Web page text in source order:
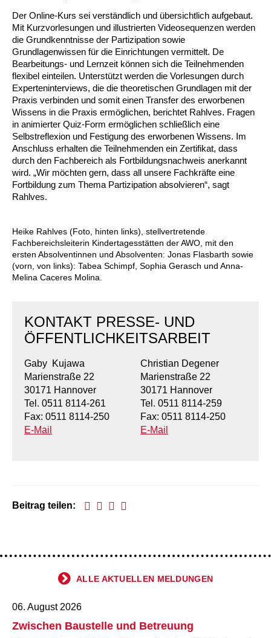
Kindertagesstätte Pfarrlandplatz
Kindertagesstätte Rosenbergstraße
Krippe Schleswiger Straße
Kindertagesstätte Schneiderberg
Kindertagesstätte Sylter Weg
Kindertagesstätte Tresckowstraße
Kindertagesstätte König-Ludwig-Straße
Kindertagesstätte Langes Feld “Deisterspatzen”
Kindertagesstätte Levester Straße
Offene Sprach-Sprechstunde
Kindertagesstätte Moorlilienweg /
Familienzentrum
Kindertagesstätte Mühenkamp / Familienzentrum
Kindertagesstätte Petermannstraße /
Familienzentrum
Kindertagesstätte Rosenbergstraße
Familienzentrum
Kindertagesstätte Tresckowstraße
Kindertagesstätte Voltmerstraße
Der Online-Kurs sei verständlich und übersichtlich aufgebaut.
Mit Kurzvorlesungen und illustrierten Videosequenzen werden
die Grundkenntnisse der Partizipation sowie
Grundlagenwissen für die Einrichtungen vermittelt. De
Bearbeitungs- und Lernzeit können sich die Teilnehmenden
flexibel einteilen. Unterstützt werden die Vorlesungen durch
Experteninterviews, die die theoretischen Grundlagen mit der
Praxis verbinden und somit einen Transfer des erworbenen
Wissens in die Praxis ermöglichen, berichtet Rahlves. Fragen
in animierter Quiz-Form ermöglichen schließlich eine
Selbstreflexion und Festigung des erworbenen Wissens. Im
Anschluss erhalten die Teilnehmenden ein Zertifikat, dass
durch den Fachbereich als Fortbildungsnachweis anerkannt
wird. „Wir möchten gern, dass all unsere Fachkräfte eine
Fortbildung zum Thema Partizipation absolvieren“, sagt
Rahlves.
Heike Rahlves (Foto, hinten links), stellvertretende
Fachbereichsleiterin Kindertagesstätten der AWO, mit den
ersten Absolventinnen und Absolventen: Jonas Flasbarth sowie
(vorn, von links): Tabea Schimpf, Sophia Gerasch und Anna-
Melina Caceres Molina.
KONTAKT PRESSE- UND
ÖFFENTLICHKEITSARBEIT
Gaby Kujawa
Marienstraße 22
30171 Hannover
Tel. 0511 8114-261
Fax: 0511 8114-250
E-Mail
Christian Degener
Marienstraße 22
30171 Hannover
Tel. 0511 8114-259
Fax: 0511 8114-250
E-Mail
Beitrag teilen:
ALLE AKTUELLEN MELDUNGEN
06. August 2026
Zwischen Baustelle und Betreuung